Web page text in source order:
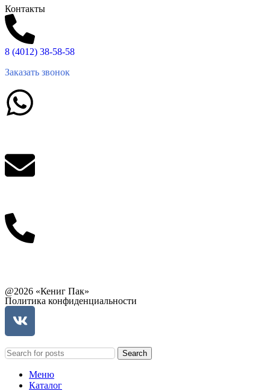
Контакты
8 (4012) 38-58-58
Заказать звонок
@2026 «Кениг Пак»
Политика конфиденциальности
Search
Меню
Каталог